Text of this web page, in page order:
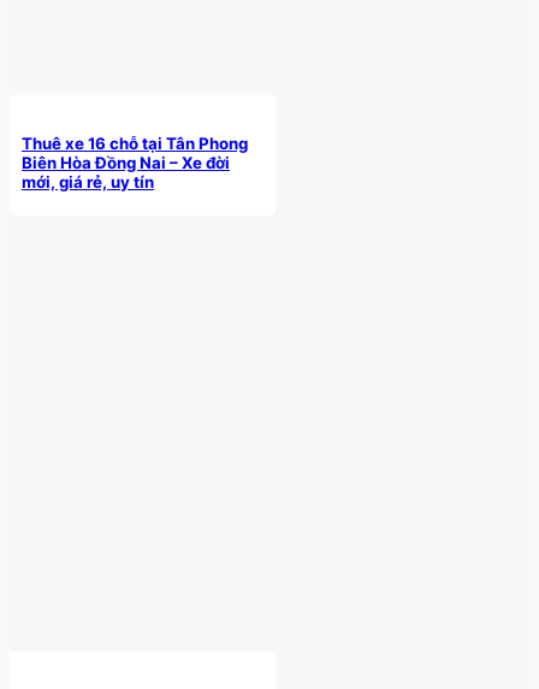
Thuê xe 16 chỗ tại Tân Phong
Biên Hòa Đồng Nai – Xe đời
mới, giá rẻ, uy tín